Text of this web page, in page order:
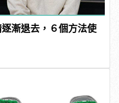
逐漸退去，６個方法使